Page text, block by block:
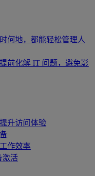
何地，都能轻松管理人
提前化解 IT 问题，避免影
升访问体验
作效率
激活